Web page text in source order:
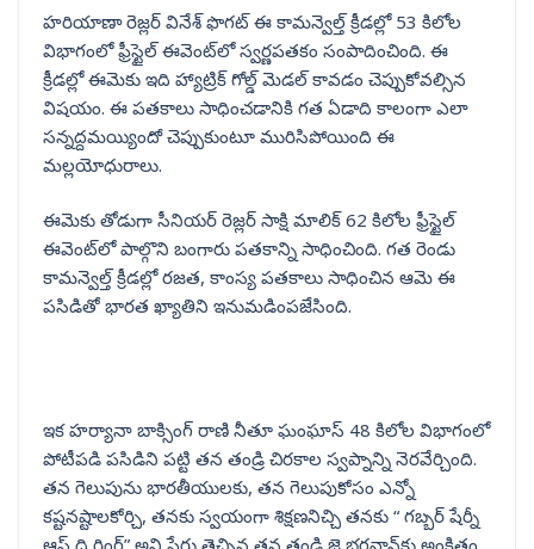
హరియాణా రెజ్లర్ వినేశ్ ఫొగట్ ఈ కామన్వెల్త్ క్రీడల్లో 53 కిలోల
విభాగంలో ఫ్రీస్టైల్ ఈవెంట్‌లో స్వర్ణపతకం సంపాదించింది. ఈ
క్రీడల్లో ఈమెకు ఇది హ్యాట్రిక్ గోల్డ్ మెడల్ కావడం చెప్పుకోవల్సిన
విషయం. ఈ పతకాలు సాధించడానికి గత ఏడాది కాలంగా ఎలా
సన్నద్దమయ్యిందో చెప్పుకుంటూ మురిసిపోయింది ఈ
మల్లయోధురాలు.
ఈమెకు తోడుగా సీనియర్ రెజ్లర్ సాక్షి మాలిక్ 62 కిలోల ఫ్రీస్టైల్‌
ఈవెంట్‌లో పాల్గొని బంగారు పతకాన్ని సాధించింది. గత రెండు
కామన్వెల్త్ క్రీడల్లో రజత, కాంస్య పతకాలు సాధించిన ఆమె ఈ
పసిడితో భారత ఖ్యాతిని ఇనుమడింపజేసింది.
ఇక హర్యానా బాక్సింగ్ రాణి నీతూ ఘంఘాస్ 48 కిలోల విభాగంలో
పోటీపడి పసిడిని పట్టి తన తండ్రి చిరకాల స్వప్నాన్ని నెరవేర్చింది.
తన గెలుపును భారతీయులకు, తన గెలుపుకోసం ఎన్నో
కష్టనష్టాలకోర్చి, తనకు స్వయంగా శిక్షణనిచ్చి తనకు “ గబ్బర్ షేర్నీ
ఆఫ్ ది రింగ్” అని పేరు తెచ్చిన తన తండ్రి జై భగవాన్‌కు అంకితం